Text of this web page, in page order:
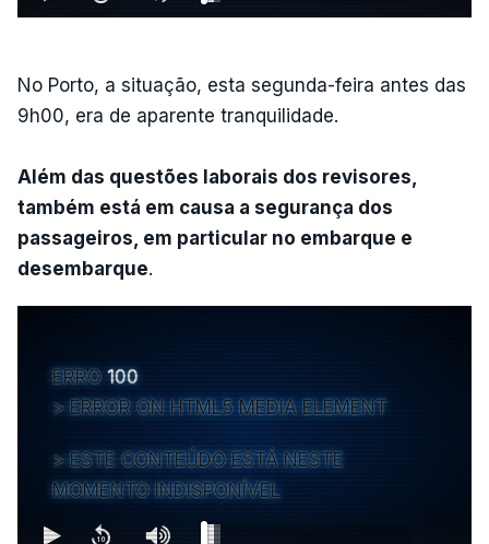
No Porto, a situação, esta segunda-feira antes das
9h00, era de aparente tranquilidade.
Além das questões laborais dos revisores,
também está em causa a segurança dos
passageiros, em particular no embarque e
desembarque.
ERRO 100
ERROR ON HTML5 MEDIA ELEMENT
ESTE CONTEÚDO ESTÁ NESTE
MOMENTO INDISPONÍVEL